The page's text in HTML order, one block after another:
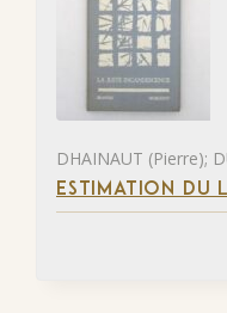
DHAINAUT (Pierre);
ESTIMATION DU